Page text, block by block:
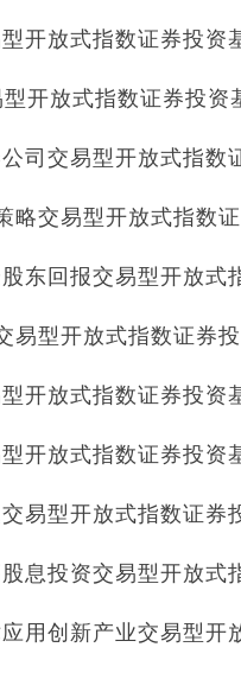
开放式指数证券投资
开放式指数证券投资
司交易型开放式指数
略交易型开放式指数
东回报交易型开放式
易型开放式指数证券
开放式指数证券投资
开放式指数证券投资
易型开放式指数证券
息投资交易型开放式
用创新产业交易型开